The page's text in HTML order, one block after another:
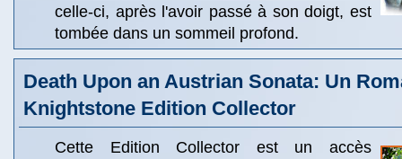
celle-ci, après l'avoir passé à son doigt, est
tombée dans un sommeil profond.
Death Upon an Austrian Sonata: Un
Knightstone Edition Collector
Cette Edition Collector est un accès